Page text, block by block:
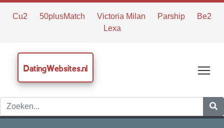
Cu2 50plusMatch Victoria Milan Parship
Be2
Lexa
DatingWebsites.nl